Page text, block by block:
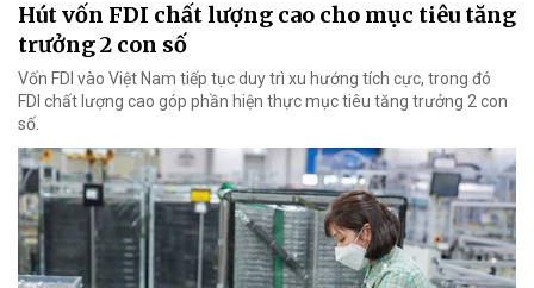
Hút vốn FDI chất lượng cao cho mục tiêu tăng
trưởng 2 con số
Vốn FDI vào Việt Nam tiếp tục duy trì xu hướng tích cực, trong đó
FDI chất lượng cao góp phần hiện thực mục tiêu tăng trưởng 2 con
số.